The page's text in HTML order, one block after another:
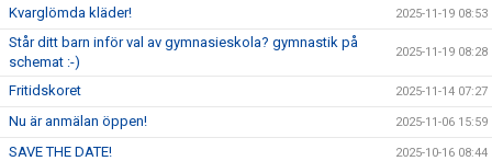
Kvarglömda kläder! 2025-11-19 08:53
Står ditt barn inför val av gymnasieskola? gymnastik på
schemat :-)
2025-11-19 08:28
Fritidskoret 2025-11-14 07:27
Nu är anmälan öppen! 2025-11-06 15:59
SAVE THE DATE! 2025-10-16 08:44